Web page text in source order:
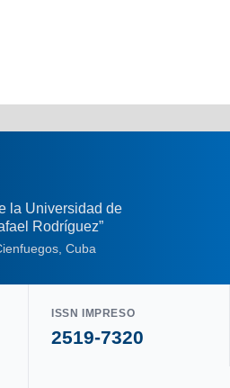
la Universidad de
Rodríguez”
Cuba
ISSN IMPRESO
2519-7320